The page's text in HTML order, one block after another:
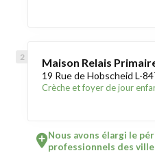
Maison Relais
19 Rue de Hobscheid L-
Crèche et foyer de jour
Nous avons élargi le
professionnels des